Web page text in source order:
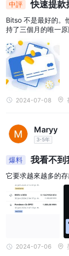
中評
快速提款
了三個月
Bitso 不是最好的。
持了三個月的唯一
2024-07-08
Maryy
3-5年
爆料 我看不到
它要求越來越多的存
2024-07-06